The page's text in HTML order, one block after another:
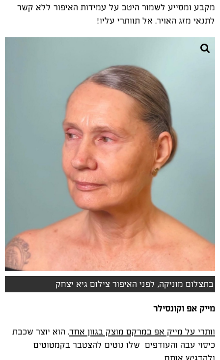
מקבע ומסייע לשמור היטב על עמידות האיפור ללא קשר
לתנאי מזג האויר. אל תוותרי עליו!
בתצלום מוניקה, לפני האיפור צילום גיא יצחק
מייק אפ וקונסילר
וותרי על מייק אפ במרקם מוצק בגוון אחד. הוא יוצר שכבת
כיסוי עבה והעודפים שלו נוטים להצטבר בקמטוטים